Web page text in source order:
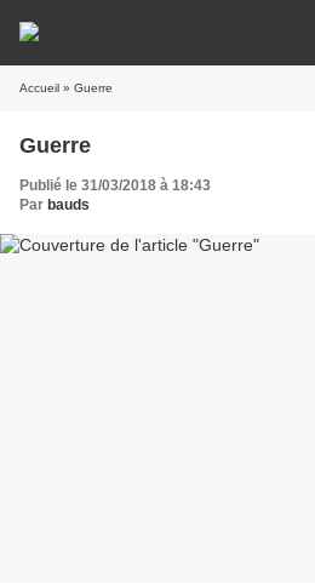
Accueil » Guerre
Guerre
Publié le 31/03/2018 à 18:43
Par bauds